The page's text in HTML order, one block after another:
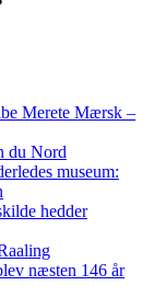
Merete Mærsk –
du Nord
museum:
hedder
næsten 146 år